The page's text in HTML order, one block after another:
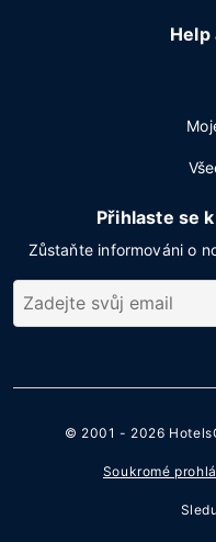
Help
Přihlaste se
Zůstaňte informováni o
© 2001 - 2026
Soukromé